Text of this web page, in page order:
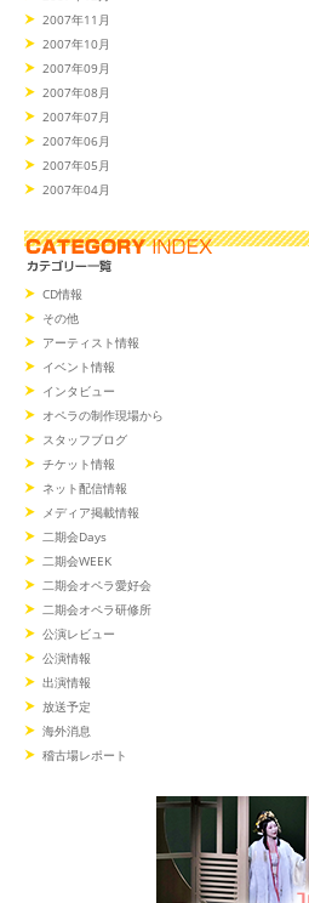
2007年11月
2007年10月
2007年09月
2007年08月
2007年07月
2007年06月
2007年05月
2007年04月
CD情報
その他
アーティスト情報
イベント情報
インタビュー
オペラの制作現場から
スタッフブログ
チケット情報
ネット配信情報
メディア掲載情報
二期会Days
二期会WEEK
二期会オペラ愛好会
二期会オペラ研修所
公演レビュー
公演情報
出演情報
放送予定
海外消息
稽古場レポート